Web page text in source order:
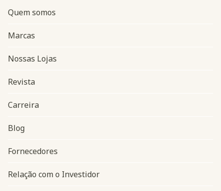
Navegação do rodapé
Quem somos
Marcas
Nossas Lojas
Revista
Carreira
Blog
Fornecedores
Relação com o Investidor